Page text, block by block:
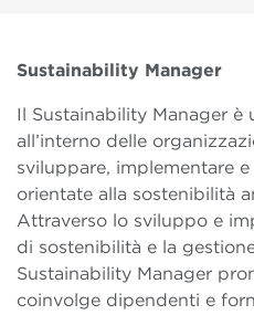
Sustainability Manager
Il Sustainability Manager è
all’interno delle
sviluppare, implementare
orientate alla sostenibilità
Attraverso lo sviluppo e
di sostenibilità e la
Sustainability Manager
coinvolge dipendenti e